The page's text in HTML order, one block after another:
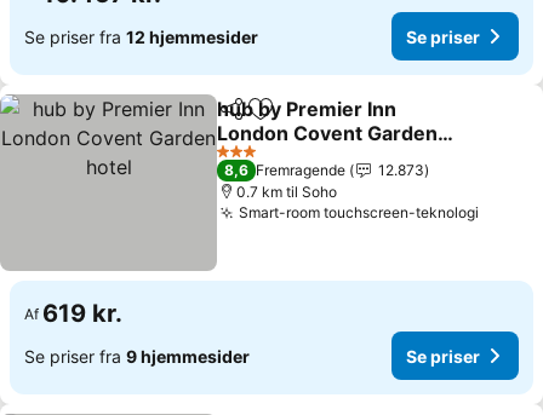
Se priser fra 12 hjemmesider Se priser
Del Føj til favoritter
hub by Premier Inn
London Covent Garden
hotel
3 Stjerner
8,6 Fremragende
12.873
0.7 km til Soho
Smart-room touchscreen-teknologi
Af 619 kr.
Se priser fra 9 hjemmesider Se priser